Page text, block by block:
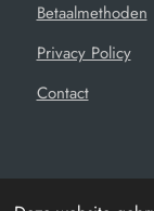
Betaalmethoden
Privacy Policy
Contact
© 2021 - 2026